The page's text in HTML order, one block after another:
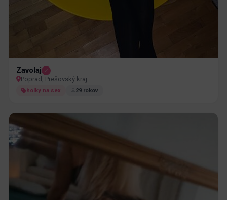
Zavolaj
Poprad, Prešovský kraj
holky na sex 29 rokov